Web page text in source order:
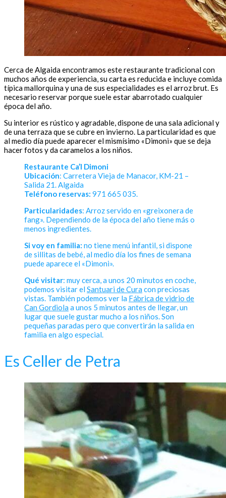
Cerca de Algaida encontramos este restaurante tradicional con
muchos años de experiencia, su carta es reducida e incluye comida
típica mallorquina y una de sus especialidades es el arroz brut. Es
necesario reservar porque suele estar abarrotado cualquier
época del año.
Su interior es rústico y agradable, dispone de una sala adicional y
de una terraza que se cubre en invierno. La particularidad es que
al medio día puede aparecer el mismísimo «Dimoni» que se deja
hacer fotos y da caramelos a los niños.
Restaurante Ca’l Dimoni
Ubicación: Carretera Vieja de Manacor, KM-21 –
Salida 21. Algaida
Teléfono reservas: 971 665 035.
Particularidades: Arroz servido en «greixonera de
fang». Dependiendo de la época del año tiene más o
menos ingredientes.
Si voy en familia: no tiene menú infantil, si dispone
de sillitas de bebé, al medio día los fines de semana
puede aparece el «Dimoni».
Qué visitar: muy cerca, a unos 20 minutos en coche,
podemos visitar el Santuari de Cura con preciosas
vistas. También podemos ver la Fábrica de vidrio de
Can Gordiola a unos 5 minutos antes de llegar, un
lugar que suele gustar mucho a los niños. Son
pequeñas paradas pero que convertirán la salida en
familia en algo especial.
Es Celler de Petra